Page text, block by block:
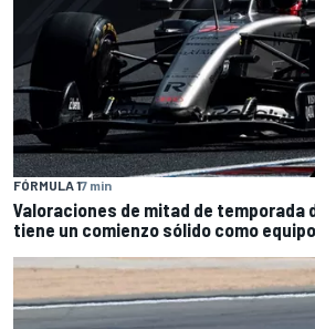
FÓRMULA 17 min
Valoraciones de mitad de temporada
tiene un comienzo sólido como